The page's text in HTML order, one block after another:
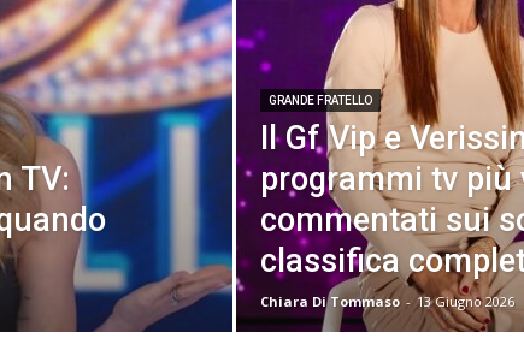
TV:
GRANDE FRATELLO
Il Gf Vip e
programmi tv più
commentati sui
classifica
Chiara Di Tommaso - 13 Giugno 2026